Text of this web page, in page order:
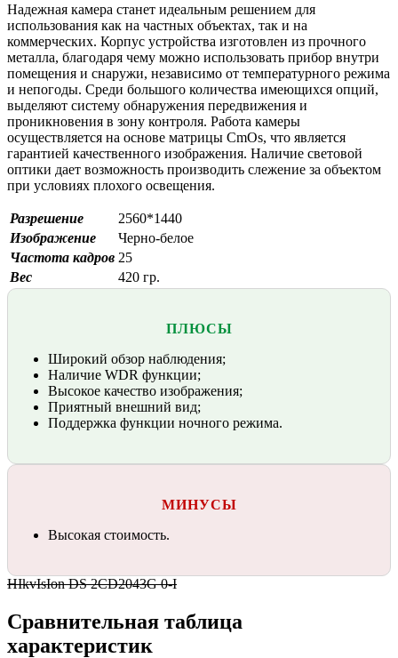
Надежная камера станет идеальным решением для
использования как на частных объектах, так и на
коммерческих. Корпус устройства изготовлен из прочного
металла, благодаря чему можно использовать прибор внутри
помещения и снаружи, независимо от температурного режима
и непогоды. Среди большого количества имеющихся опций,
выделяют систему обнаружения передвижения и
проникновения в зону контроля. Работа камеры
осуществляется на основе матрицы CmOs, что является
гарантией качественного изображения. Наличие световой
оптики дает возможность производить слежение за объектом
при условиях плохого освещения.
Разрешение
2560*1440
Изображение
Черно-белое
Частота кадров 25
Вес
420 гр.
ПЛЮСЫ
Широкий обзор наблюдения;
Наличие WDR функции;
Высокое качество изображения;
Приятный внешний вид;
Поддержка функции ночного режима.
МИНУСЫ
Высокая стоимость.
HIkvIsIon DS 2CD2043G 0-I
Сравнительная таблица
характеристик